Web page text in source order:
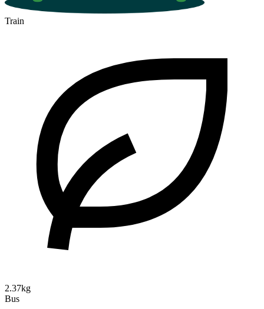
Train
2.37kg
Bus